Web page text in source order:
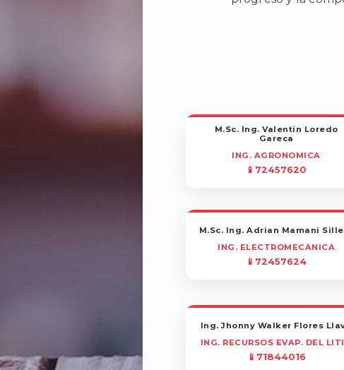
M.Sc. Ing. Valentin Loredo
Gareca
ING. AGRONOMICA
📱72457620
M.Sc. Ing. Adrian Mamani
ING. ELECTROMECANICA
📱72457624
Ing. Jhonny Walker Flores
ING. RECURSOS EVAP. DEL
📱71844016